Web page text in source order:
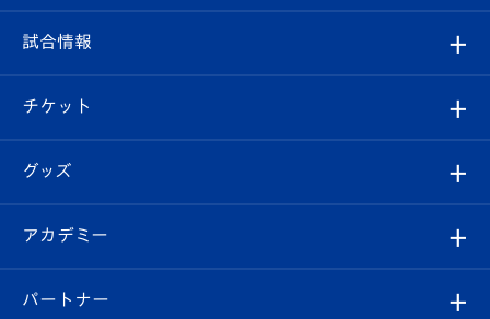
クラブ
試合情報
チケット
イベント
メディア
クラブ概要
エンブレム紹介
スタッフプロフィール
マスコット紹介
観戦ルール
はじめての観戦ガイド
Revive Team
ヴィヴィくんの長崎おもてなしガイド
試合情報
試合日程/結果
フォトギャラリー
スタジアムグルメ
チケット
チケット
V-LOVERS（ファンクラブ）
グッズ
オンラインショップ
アカデミー
育成からのお知らせ
パートナー